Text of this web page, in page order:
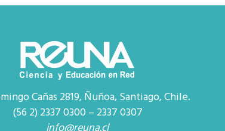
Cañas 2819, Ñuñoa, Santiago, Chile.
(56 2) 2337 0300 – 2337 0307